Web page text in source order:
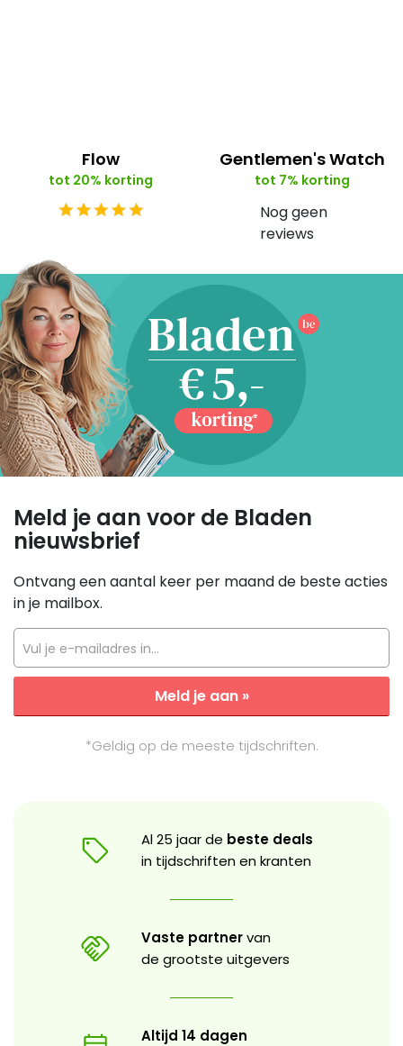
Flow
tot 20% korting
Gentlemen's Watch
tot 7% korting
Nog geen
reviews
Meld je aan voor de Bladen
nieuwsbrief
Ontvang een aantal keer per maand de beste acties
in je mailbox.
Vul je e-mailadres in...
Meld je aan »
*Geldig op de meeste tijdschriften.
Al 25 jaar de beste deals
in tijdschriften en kranten
Vaste partnervan
de grootste uitgevers
Altijd 14 dagen